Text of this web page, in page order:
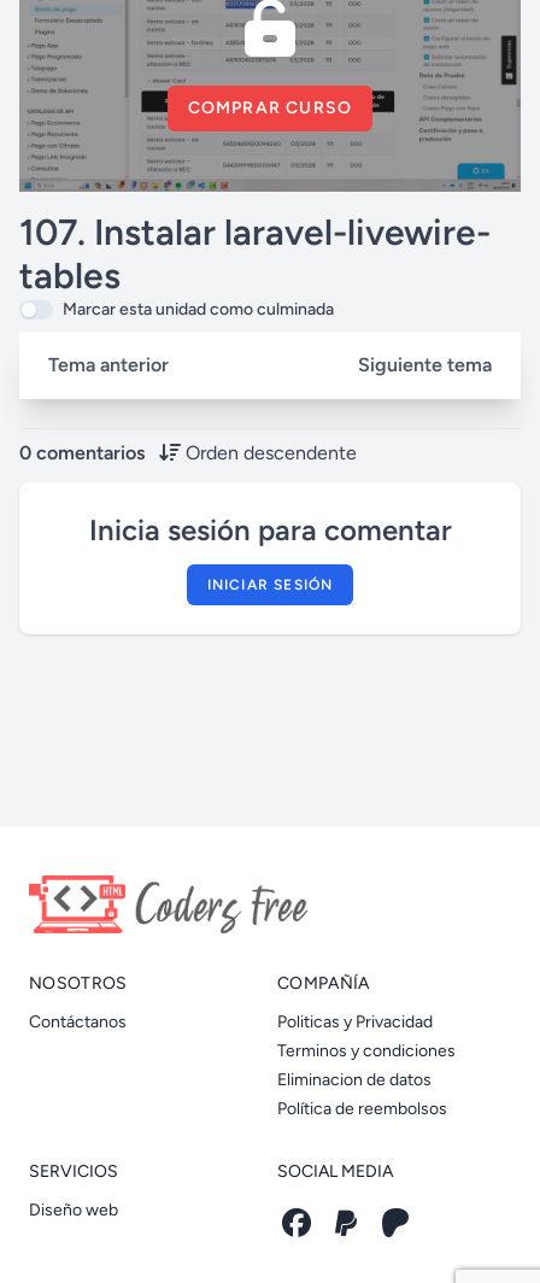
COMPRAR CURSO
107. Instalar laravel-livewire-
tables
Marcar esta unidad como culminada
Tema anterior Siguiente tema
0 comentarios Orden descendente
Inicia sesión para comentar
INICIAR SESIÓN
NOSOTROS
Contáctanos
COMPAÑÍA
Politicas y Privacidad
Terminos y condiciones
Eliminacion de datos
Política de reembolsos
SERVICIOS
Diseño web
SOCIAL MEDIA